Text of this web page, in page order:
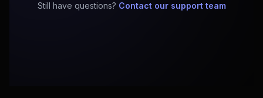
Still have questions? Contact our support team